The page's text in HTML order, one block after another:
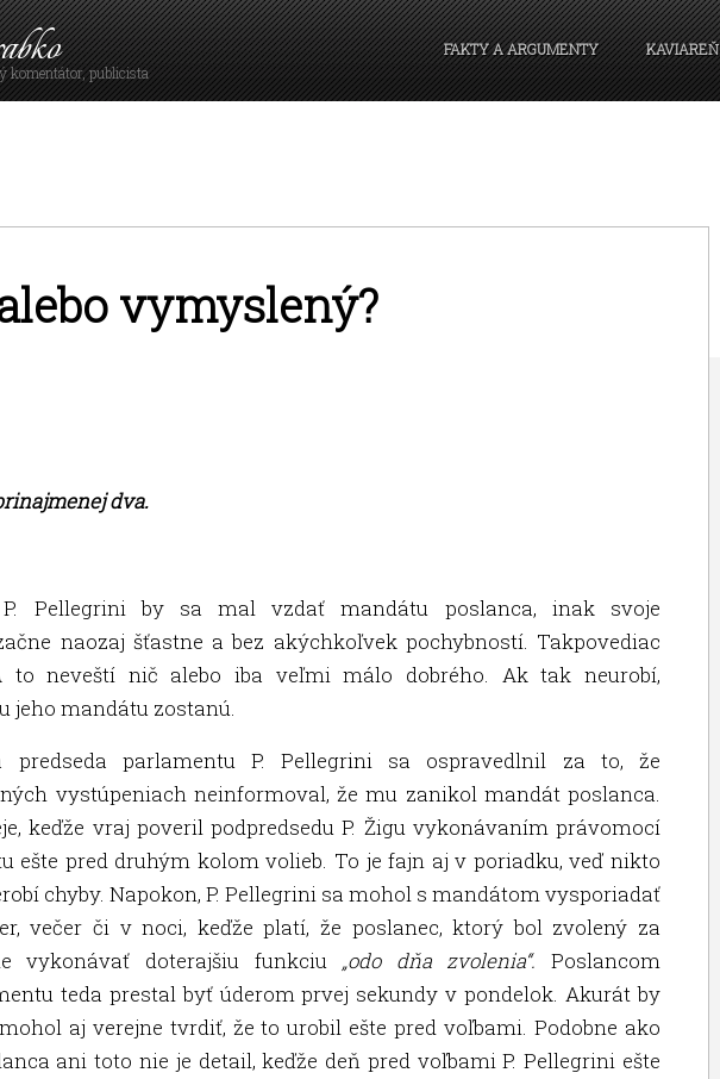
komentátor, publicista
FAKTY A ARGUMENTY KAVIAREŇ
vymyslený?
dva.
P. Pellegrini by sa mal vzdať mandátu poslanca, inak svoje
naozaj šťastne a bez akýchkoľvek pochybností. Takpovediac
neveští nič alebo iba veľmi málo dobrého. Ak tak neurobí,
jeho mandátu zostanú.
predseda parlamentu P. Pellegrini sa ospravedlnil za to, že
vystúpeniach neinformoval, že mu zanikol mandát poslanca.
keďže vraj poveril podpredsedu P. Žigu vykonávaním právomocí
ešte pred druhým kolom volieb. To je fajn aj v poriadku, veď nikto
chyby. Napokon, P. Pellegrini sa mohol s mandátom vysporiadať
večer či v noci, keďže platí, že poslanec, ktorý bol zvolený za
vykonávať doterajšiu funkciu „odo dňa zvolenia“. Poslancom
teda prestal byť úderom prvej sekundy v pondelok. Akurát by
aj verejne tvrdiť, že to urobil ešte pred voľbami. Podobne ako
ani toto nie je detail, keďže deň pred voľbami P. Pellegrini ešte